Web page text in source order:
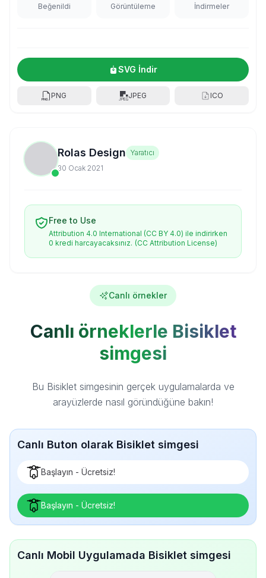
Beğenildi Görüntüleme İndirmeler
SVG İndir
PNG JPEG ICO
Rolas Design Yaratıcı
30 Ocak 2021
Free to Use
Attribution 4.0 International (CC BY 4.0) ile indirirken
0 kredi harcayacaksınız. (CC Attribution License)
Canlı örnekler
Canlı örneklerle Bisiklet
simgesi
Bu Bisiklet simgesinin gerçek uygulamalarda ve
arayüzlerde nasıl göründüğüne bakın!
Canlı Buton olarak Bisiklet simgesi
Başlayın - Ücretsiz!
Başlayın - Ücretsiz!
Canlı Mobil Uygulamada Bisiklet simgesi